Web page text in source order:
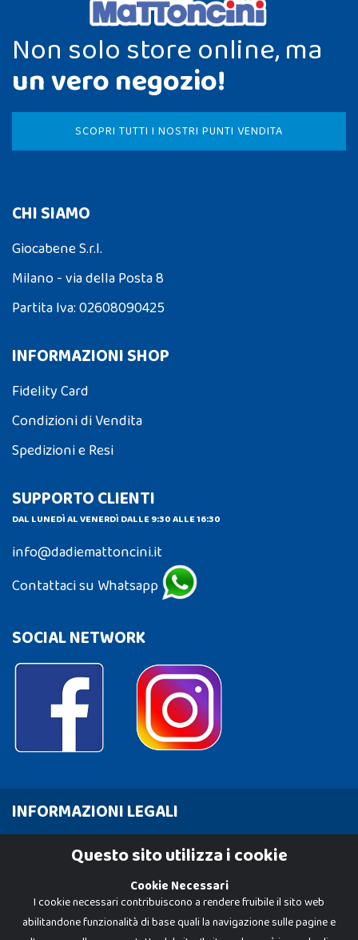
Non solo store online, ma
un vero negozio!
SCOPRI TUTTI I NOSTRI PUNTI VENDITA
CHI SIAMO
Giocabene S.r.l.
Milano - via della Posta 8
Partita Iva: 02608090425
INFORMAZIONI SHOP
Fidelity Card
Condizioni di Vendita
Spedizioni e Resi
SUPPORTO CLIENTI
DAL LUNEDÌ AL VENERDÌ DALLE 9:30 ALLE 16:30
info@dadiemattoncini.it
Contattaci su Whatsapp
SOCIAL NETWORK
INFORMAZIONI LEGALI
Cookie PolicyQuesto sito utilizza i cookie
Cookie Necessari
I cookie necessari contribuiscono a rendere fruibile il sito web
abilitandone funzionalità di base quali la navigazione sulle pagine e